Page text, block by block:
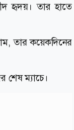
হৃদয়। তার হাতে
তার কয়েকদিনের
শেষ ম্যাচে।